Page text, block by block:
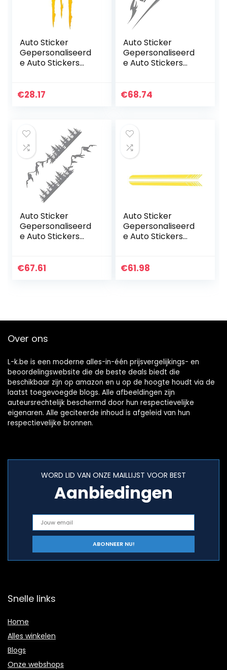
Auto Sticker
Gepersonaliseerd
e Auto Stickers
Styling Stick Auto
€28.17
Auto Sticker
Gepersonaliseerd
e Auto Stickers
Styling Stick Auto
€68.74
Auto Sticker
Gepersonaliseerd
e Auto Stickers
Styling Stick Auto
€67.61
Auto Sticker
Gepersonaliseerd
e Auto Stickers
Styling Stick Auto
€61.98
Over ons
L-k.be is een moderne alles-in-één prijsvergelijkings- en
beoordelingswebsite die de beste deals biedt die
beschikbaar zijn op amazon en u op de hoogte houdt via de
laatst toegevoegde blogs. Alle afbeeldingen zijn
auteursrechtelijk beschermd door hun respectievelijke
eigenaren. Alle geciteerde inhoud is afgeleid van hun
respectievelijke bronnen.
WORD LID VAN ONZE MAILLIJST VOOR BEST
Aanbiedingen
Snelle links
Home
Alles winkelen
Blogs
Onze webshops